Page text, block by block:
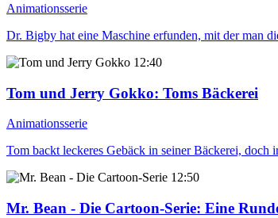
Animationsserie
Dr. Bigby hat eine Maschine erfunden, mit der man
12:40
Tom und Jerry Gokko: Toms Bäckerei
Animationsserie
Tom backt leckeres Gebäck in seiner Bäckerei, doch
12:50
Mr. Bean - Die Cartoon-Serie: Eine